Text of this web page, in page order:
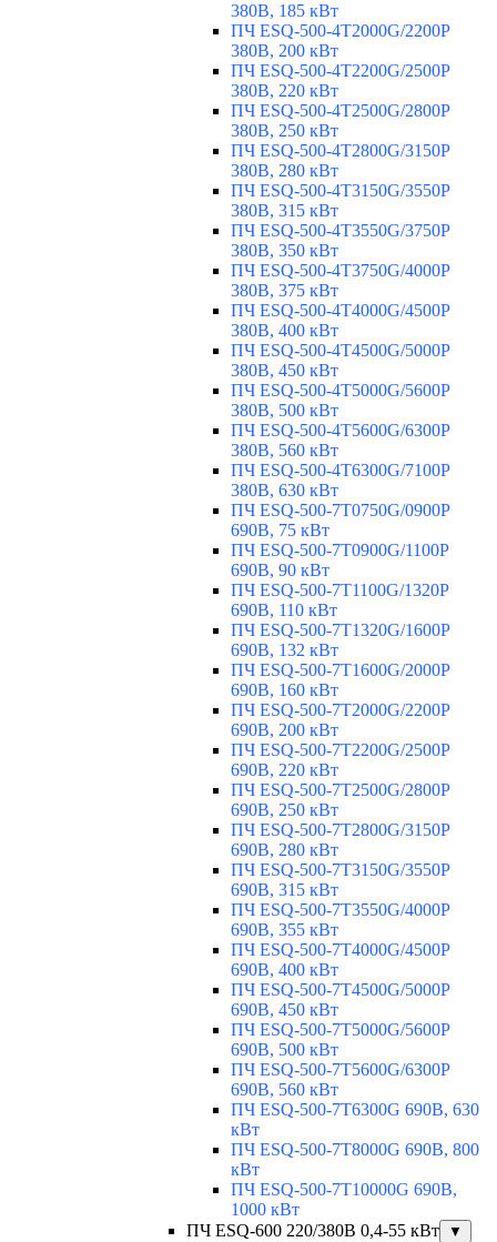
380В, 185 кВт
ПЧ ESQ-500-4T2000G/2200P
380В, 200 кВт
ПЧ ESQ-500-4T2200G/2500P
380В, 220 кВт
ПЧ ESQ-500-4T2500G/2800P
380В, 250 кВт
ПЧ ESQ-500-4T2800G/3150P
380В, 280 кВт
ПЧ ESQ-500-4T3150G/3550P
380В, 315 кВт
ПЧ ESQ-500-4T3550G/3750P
380В, 350 кВт
ПЧ ESQ-500-4T3750G/4000P
380В, 375 кВт
ПЧ ESQ-500-4T4000G/4500P
380В, 400 кВт
ПЧ ESQ-500-4T4500G/5000P
380В, 450 кВт
ПЧ ESQ-500-4T5000G/5600P
380В, 500 кВт
ПЧ ESQ-500-4T5600G/6300P
380В, 560 кВт
ПЧ ESQ-500-4T6300G/7100P
380В, 630 кВт
ПЧ ESQ-500-7T0750G/0900P
690В, 75 кВт
ПЧ ESQ-500-7T0900G/1100P
690В, 90 кВт
ПЧ ESQ-500-7T1100G/1320P
690В, 110 кВт
ПЧ ESQ-500-7T1320G/1600P
690В, 132 кВт
ПЧ ESQ-500-7T1600G/2000P
690В, 160 кВт
ПЧ ESQ-500-7T2000G/2200P
690В, 200 кВт
ПЧ ESQ-500-7T2200G/2500P
690В, 220 кВт
ПЧ ESQ-500-7T2500G/2800P
690В, 250 кВт
ПЧ ESQ-500-7T2800G/3150P
690В, 280 кВт
ПЧ ESQ-500-7T3150G/3550P
690В, 315 кВт
ПЧ ESQ-500-7T3550G/4000P
690В, 355 кВт
ПЧ ESQ-500-7T4000G/4500P
690В, 400 кВт
ПЧ ESQ-500-7T4500G/5000P
690В, 450 кВт
ПЧ ESQ-500-7T5000G/5600P
690В, 500 кВт
ПЧ ESQ-500-7T5600G/6300P
690В, 560 кВт
ПЧ ESQ-500-7T6300G 690В, 630
кВт
ПЧ ESQ-500-7T8000G 690В, 800
кВт
ПЧ ESQ-500-7T10000G 690В,
1000 кВт
ПЧ ESQ-600 220/380В 0,4-55 кВт
▼